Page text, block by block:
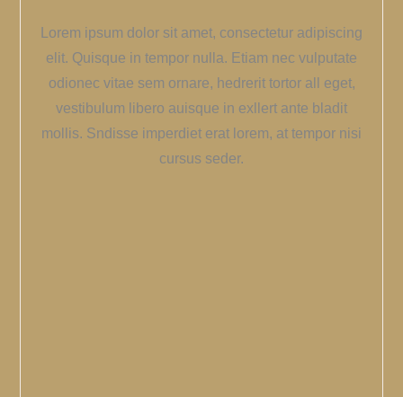
Lorem ipsum dolor sit amet, consectetur adipiscing
elit. Quisque in tempor nulla. Etiam nec vulputate
odionec vitae sem ornare, hedrerit tortor all eget,
vestibulum libero auisque in exllert ante bladit
mollis. Sndisse imperdiet erat lorem, at tempor nisi
cursus seder.